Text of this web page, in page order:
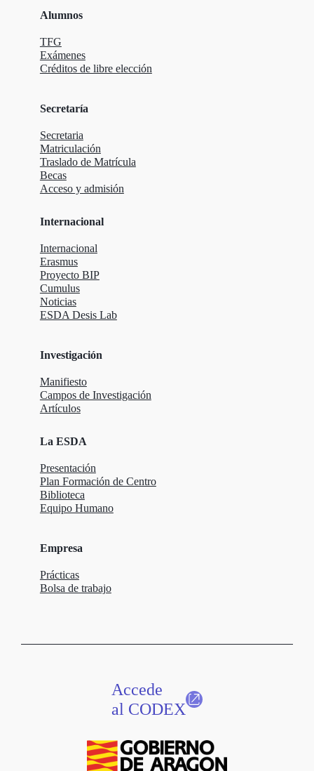
Alumnos
TFG
Exámenes
Créditos de libre elección
Secretaría
Secretaria
Matriculación
Traslado de Matrícula
Becas
Acceso y admisión
Internacional
Internacional
Erasmus
Proyecto BIP
Cumulus
Noticias
ESDA Desis Lab
Investigación
Manifiesto
Campos de Investigación
Artículos
La ESDA
Presentación
Plan Formación de Centro
Biblioteca
Equipo Humano
Empresa
Prácticas
Bolsa de trabajo
Accede
al CODEX